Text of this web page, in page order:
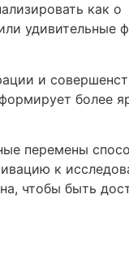
как о
удивительные
и
более
перемены
к
чтобы быть